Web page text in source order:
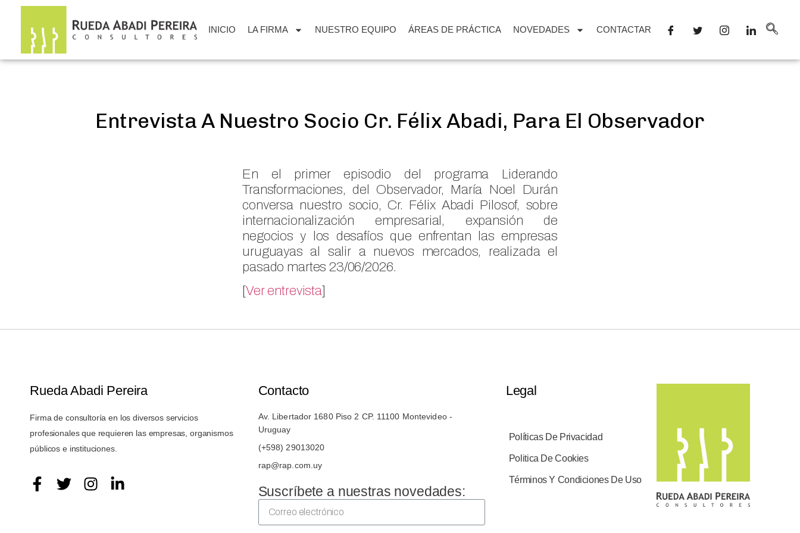
INICIO LA FIRMA NUESTRO EQUIPO ÁREAS DE PRÁCTICA NOVEDADES CONTACTAR
Entrevista A Nuestro Socio Cr. Félix Abadi, Para El Observador
En el primer episodio del programa Liderando
Transformaciones, del Observador, María Noel Durán
conversa nuestro socio, Cr. Félix Abadi Pilosof, sobre
internacionalización empresarial, expansión de
negocios y los desafíos que enfrentan las empresas
uruguayas al salir a nuevos mercados, realizada el
pasado martes 23/06/2026.
[Ver entrevista]
Rueda Abadi Pereira
Firma de consultoría en los diversos servicios
profesionales que requieren las empresas, organismos
públicos e instituciones.
Contacto
Av. Libertador 1680 Piso 2 CP. 11100 Montevideo -
Uruguay
(+598) 29013020
rap@rap.com.uy
Suscríbete a nuestras novedades:
Legal
Políticas De Privacidad
Politica De Cookies
Términos Y Condiciones De Uso